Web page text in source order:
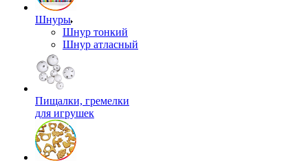
Шнуры
Шнур тонкий
Шнур атласный
Пищалки, гремелки
для игрушек